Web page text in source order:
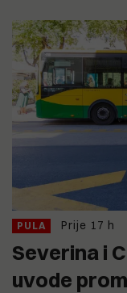
PULA Prije 17 h
Severina i
uvode